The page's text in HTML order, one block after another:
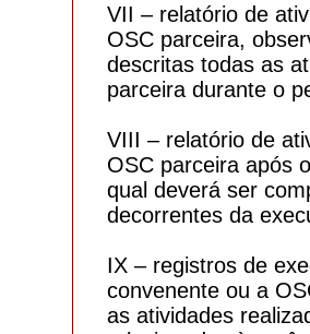
VII – relatório de
OSC parceira,
descritas todas as
parceira durante o
VIII – relatório de
OSC parceira após
qual deverá ser
decorrentes da
IX – registros de
convenente ou a
as atividades